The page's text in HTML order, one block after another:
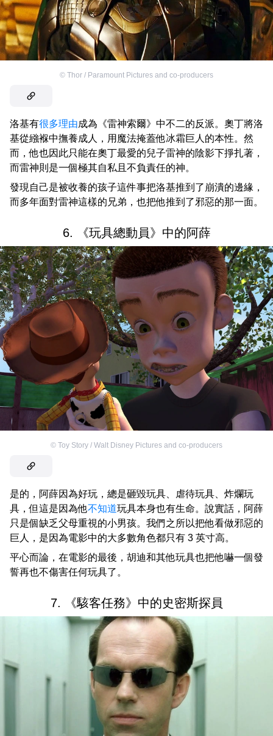
© Thor / Paramount Pictures and co-producers
洛基有很多理由成為《雷神索爾》中不二的反派。奧丁將洛
基從繈褓中撫養成人，用魔法掩蓋他冰霜巨人的本性。然
而，他也因此只能在奧丁最愛的兒子雷神的陰影下掙扎著，
而雷神則是一個極其自私且不負責任的神。
發現自己是被收養的孩子這件事把洛基推到了崩潰的邊緣，
而多年面對雷神這樣的兄弟，也把他推到了邪惡的那一面。
6. 《玩具總動員》中的阿薛
© Toy Story / Walt Disney Pictures and co-producers
是的，阿薛因為好玩，總是砸毀玩具、虐待玩具、炸爛玩
具，但這是因為他不知道玩具本身也有生命。說實話，阿薛
只是個缺乏父母重視的小男孩。我們之所以把他看做邪惡的
巨人，是因為電影中的大多數角色都只有 3 英寸高。
平心而論，在電影的最後，胡迪和其他玩具也把他嚇一個發
誓再也不傷害任何玩具了。
7. 《駭客任務》中的史密斯探員